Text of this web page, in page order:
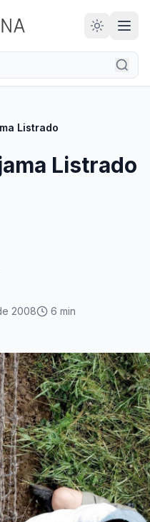
28
ANOS
Listrado
Listrado
2008 6 min